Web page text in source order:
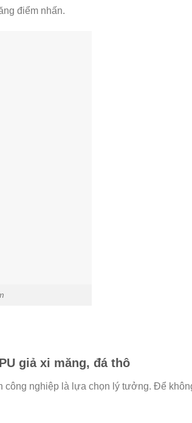
điểm nhấn.
giả xi măng, đá thô
công nghiệp là lựa chọn lý tưởng. Để